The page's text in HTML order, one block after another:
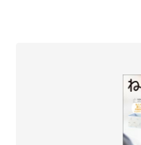
「ひと
猫 約5
兄弟猫だけ
のコをひと
には"自分は